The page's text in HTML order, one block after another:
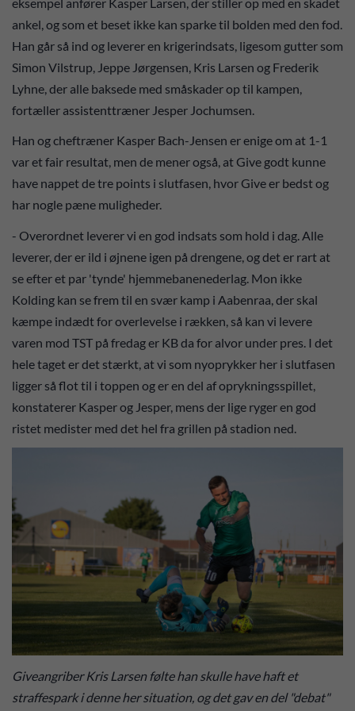
ankel, og som et beset ikke kan sparke til bolden med den fod.
Han går så ind og leverer en krigerindsats, ligesom gutter som
Simon Vilstrup, Jeppe Jørgensen, Kris Larsen og Frederik
Lyhne, der alle baksede med småskader op til kampen,
fortæller assistenttræner Jesper Jochumsen.
Han og cheftræner Kasper Bach-Jensen er enige om at 1-1
var et fair resultat, men de mener også, at Give godt kunne
have nappet de tre points i slutfasen, hvor Give er bedst og
har nogle pæne muligheder.
- Overordnet leverer vi en god indsats som hold i dag. Alle
leverer, der er ild i øjnene igen på drengene, og det er rart at
se efter et par 'tynde' hjemmebanenederlag. Mon ikke
Kolding kan se frem til en svær kamp i Aabenraa, der skal
kæmpe indædt for overlevelse i rækken, så kan vi levere
varen mod TST på fredag er KB da for alvor under pres. I det
hele taget er det stærkt, at vi som nyoprykker her i slutfasen
ligger så flot til i toppen og er en del af oprykningsspillet,
konstaterer Kasper og Jesper, mens der lige ryger en god
ristet medister med det hel fra grillen på stadion ned.
Giveangriber Kris Larsen følte han skulle have haft et
straffespark i denne her situation, og det gav en del "debat"